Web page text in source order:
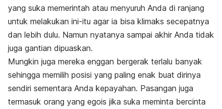
yang suka memerintah atau menyuruh Anda di ranjang
untuk melakukan ini-itu agar ia bisa klimaks secepatnya
dan lebih dulu. Namun nyatanya sampai akhir Anda tidak
juga gantian dipuaskan.
Mungkin juga mereka enggan bergerak terlalu banyak
sehingga memilih posisi yang paling enak buat dirinya
sendiri sementara Anda kepayahan. Pasangan juga
termasuk orang yang egois jika suka meminta bercinta